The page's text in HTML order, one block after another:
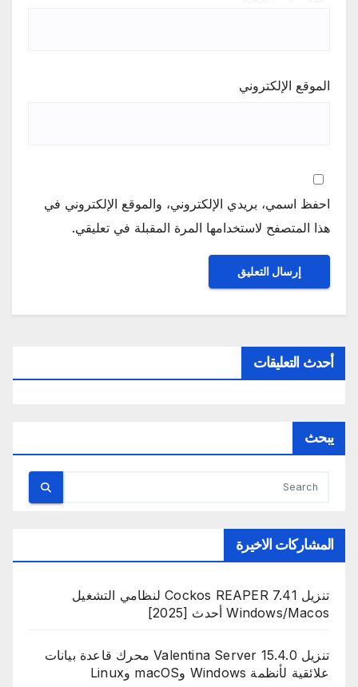
الموقع الإلكتروني
احفظ اسمي، بريدي الإلكتروني، والموقع الإلكتروني في
هذا المتصفح لاستخدامها المرة المقبلة في تعليقي.
أحدث التعليقات
يبحث
المشاركات الاخيرة
تنزيل Cockos REAPER 7.41 لنظامي التشغيل
Windows/Macos أحدث [2025]
تنزيل Valentina Server 15.4.0 محرك قاعدة بيانات
علائقية لأنظمة Windows وmacOS وLinux